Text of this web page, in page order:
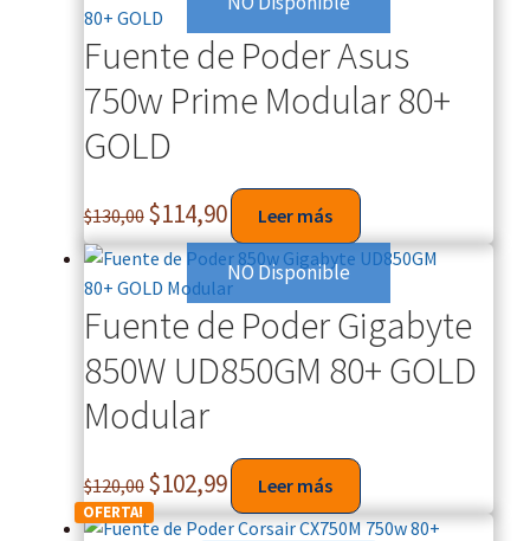
Fuente de Poder Asus
750w Prime Modular 80+
GOLD
$130,00 $114,90 Leer más
NO Disponible
Fuente de Poder Gigabyte
850W UD850GM 80+ GOLD
Modular
$120,00 $102,99 Leer más
OFERTA!